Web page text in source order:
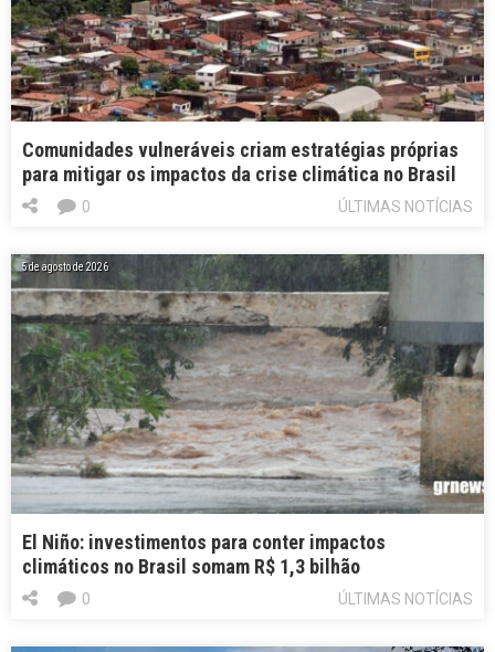
Comunidades vulneráveis criam estratégias próprias
para mitigar os impactos da crise climática no Brasil
ÚLTIMAS NOTÍCIAS
0
5 de agosto de 2026
El Niño: investimentos para conter impactos
climáticos no Brasil somam R$ 1,3 bilhão
ÚLTIMAS NOTÍCIAS
0